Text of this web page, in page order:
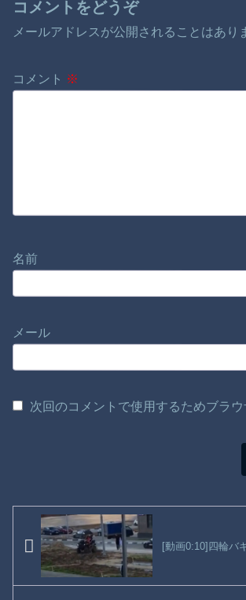
コメントをどうぞ
メールアドレスが公開されることはあり
コメント ※
名前
メール
次回のコメントで使用するためブラ
[動画0:10]四輪バ